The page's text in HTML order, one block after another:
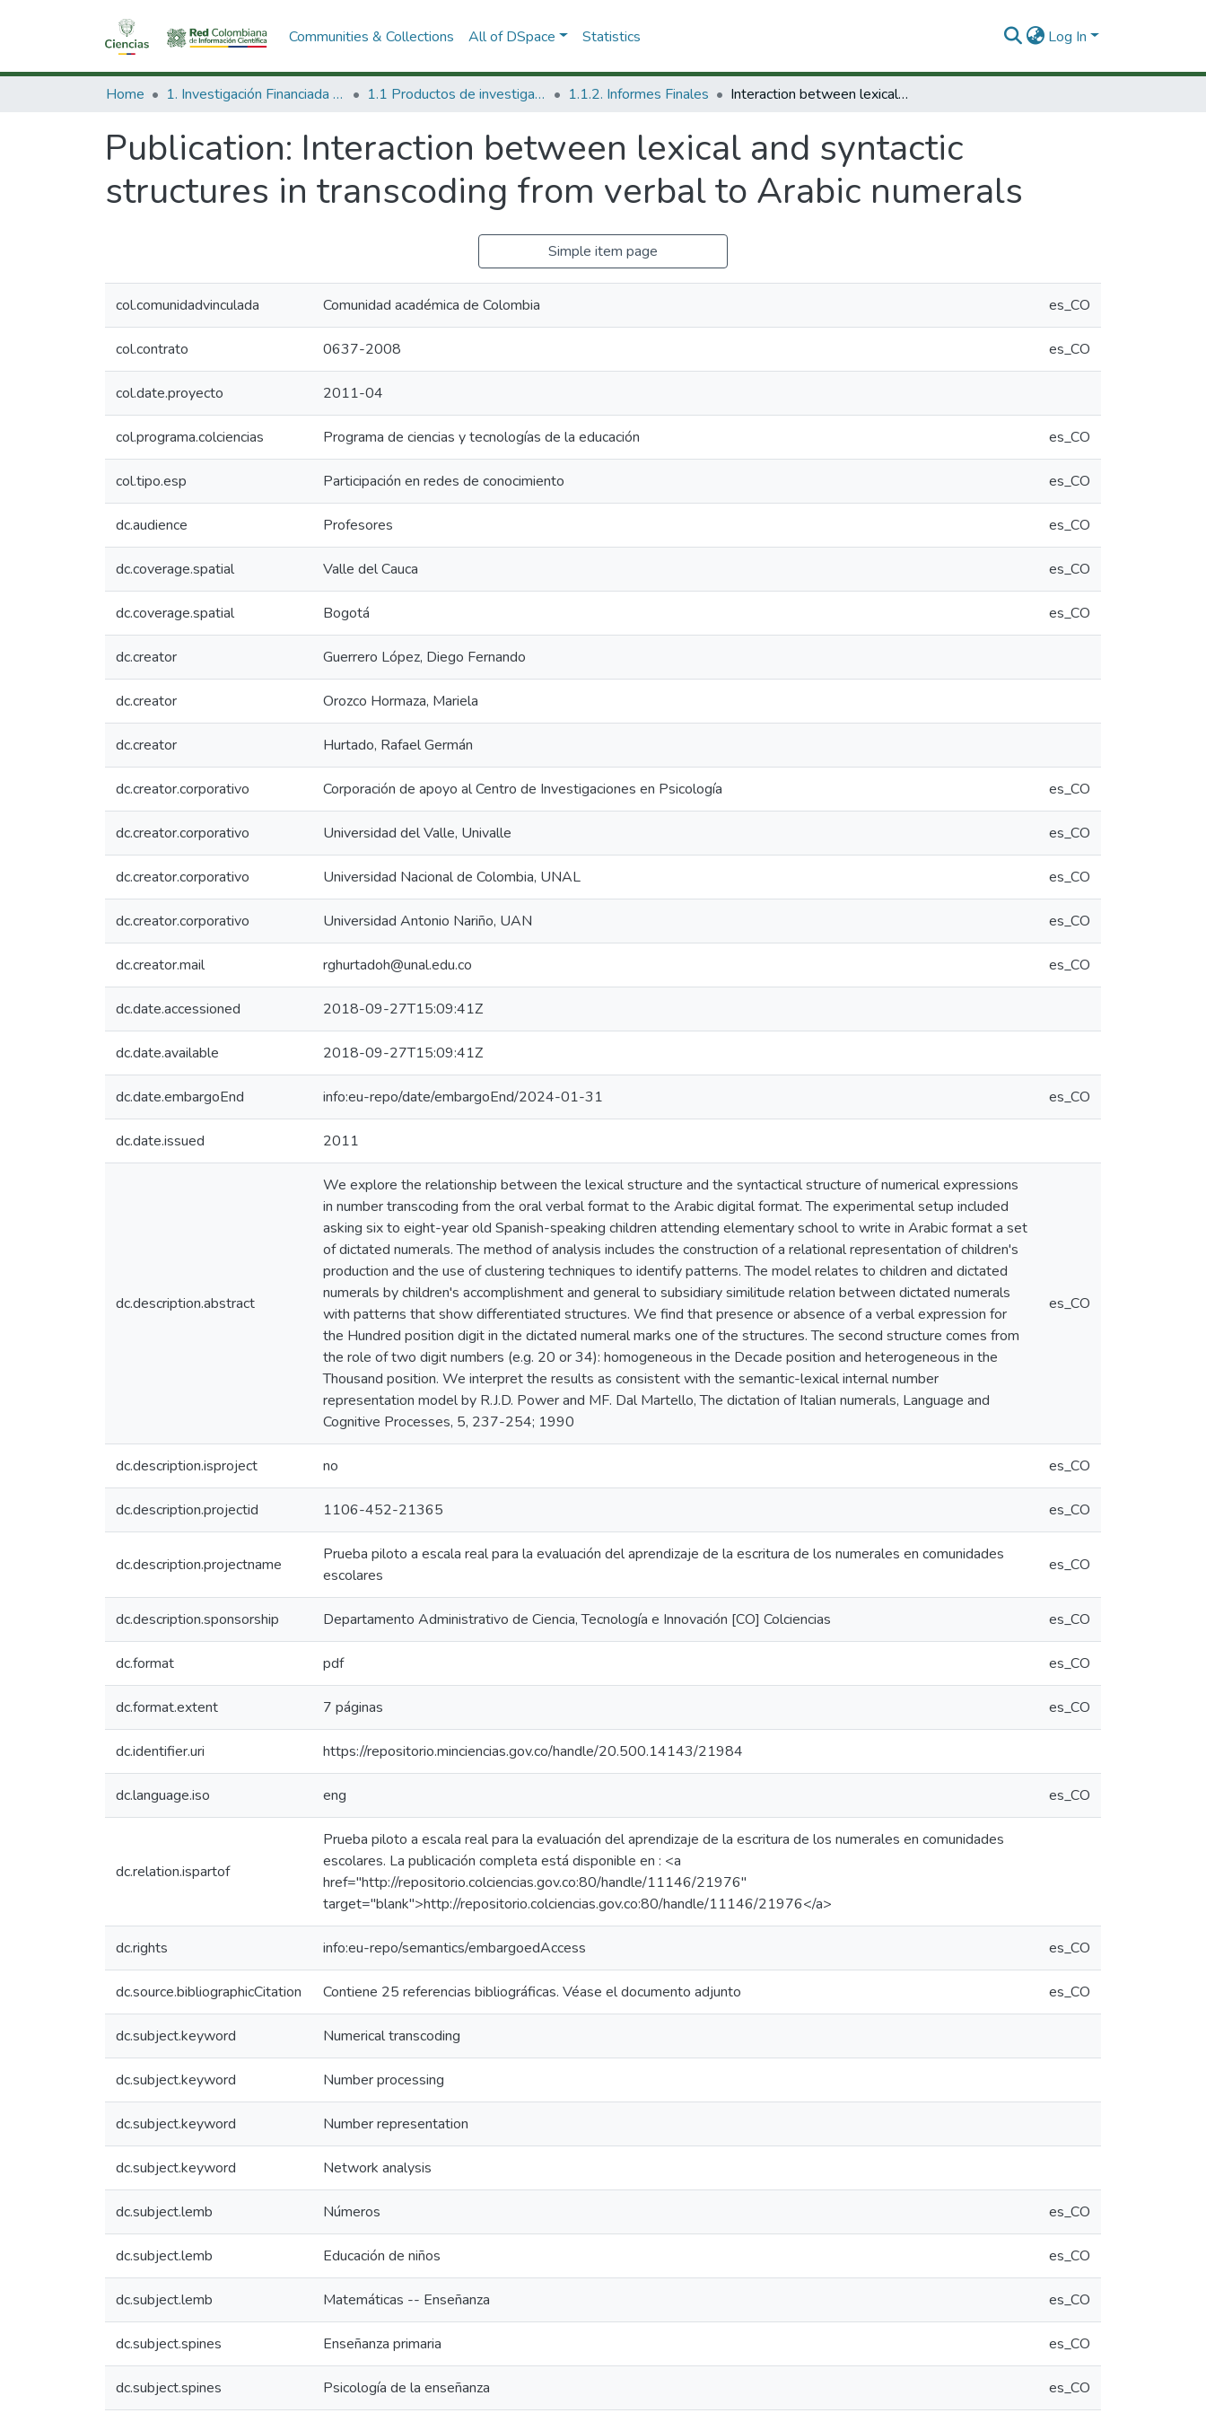
Communities & Collections All of DSpace Statistics Log In
Home 1. Investigación Financiada con Recursos Públicos 1.1 Productos de investigación 1.1.2. Informes Finales Interaction between lexical and syntactic structures in transcoding from verbal to Arabic numerals
Publication: Interaction between lexical and syntactic
structures in transcoding from verbal to Arabic numerals
Simple item page
col.comunidadvinculada Comunidad académica de Colombia es_CO
col.contrato 0637-2008 es_CO
col.date.proyecto 2011-04
col.programa.colciencias Programa de ciencias y tecnologías de la educación es_CO
col.tipo.esp Participación en redes de conocimiento es_CO
dc.audience Profesores es_CO
dc.coverage.spatial Valle del Cauca es_CO
dc.coverage.spatial Bogotá es_CO
dc.creator Guerrero López, Diego Fernando
dc.creator Orozco Hormaza, Mariela
dc.creator Hurtado, Rafael Germán
dc.creator.corporativo Corporación de apoyo al Centro de Investigaciones en Psicología es_CO
dc.creator.corporativo Universidad del Valle, Univalle es_CO
dc.creator.corporativo Universidad Nacional de Colombia, UNAL es_CO
dc.creator.corporativo Universidad Antonio Nariño, UAN es_CO
dc.creator.mail rghurtadoh@unal.edu.co es_CO
dc.date.accessioned 2018-09-27T15:09:41Z
dc.date.available 2018-09-27T15:09:41Z
dc.date.embargoEnd info:eu-repo/date/embargoEnd/2024-01-31 es_CO
dc.date.issued 2011
dc.description.abstract
We explore the relationship between the lexical structure and the syntactical structure of numerical expressions
in number transcoding from the oral verbal format to the Arabic digital format. The experimental setup included
asking six to eight-year old Spanish-speaking children attending elementary school to write in Arabic format a set
of dictated numerals. The method of analysis includes the construction of a relational representation of children's
production and the use of clustering techniques to identify patterns. The model relates to children and dictated
numerals by children's accomplishment and general to subsidiary similitude relation between dictated numerals
with patterns that show differentiated structures. We find that presence or absence of a verbal expression for
the Hundred position digit in the dictated numeral marks one of the structures. The second structure comes from
the role of two digit numbers (e.g. 20 or 34): homogeneous in the Decade position and heterogeneous in the
Thousand position. We interpret the results as consistent with the semantic-lexical internal number
representation model by R.J.D. Power and MF. Dal Martello, The dictation of Italian numerals, Language and
Cognitive Processes, 5, 237-254; 1990
es_CO
dc.description.isproject no es_CO
dc.description.projectid 1106-452-21365 es_CO
dc.description.projectname
Prueba piloto a escala real para la evaluación del aprendizaje de la escritura de los numerales en comunidades
escolares
es_CO
dc.description.sponsorship Departamento Administrativo de Ciencia, Tecnología e Innovación [CO] Colciencias es_CO
dc.format pdf es_CO
dc.format.extent 7 páginas es_CO
dc.identifier.uri https://repositorio.minciencias.gov.co/handle/20.500.14143/21984
dc.language.iso eng es_CO
dc.relation.ispartof
Prueba piloto a escala real para la evaluación del aprendizaje de la escritura de los numerales en comunidades
escolares. La publicación completa está disponible en : <a
href="http://repositorio.colciencias.gov.co:80/handle/11146/21976"
target="blank">http://repositorio.colciencias.gov.co:80/handle/11146/21976</a>
dc.rights info:eu-repo/semantics/embargoedAccess es_CO
dc.source.bibliographicCitation Contiene 25 referencias bibliográficas. Véase el documento adjunto es_CO
dc.subject.keyword Numerical transcoding
dc.subject.keyword Number processing
dc.subject.keyword Number representation
dc.subject.keyword Network analysis
dc.subject.lemb Números es_CO
dc.subject.lemb Educación de niños es_CO
dc.subject.lemb Matemáticas -- Enseñanza es_CO
dc.subject.spines Enseñanza primaria es_CO
dc.subject.spines Psicología de la enseñanza es_CO